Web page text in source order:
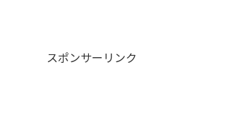
スポンサーリンク